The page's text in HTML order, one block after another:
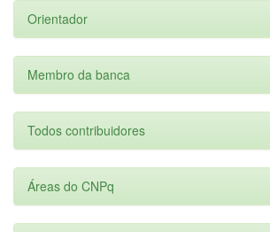
Orientador
Membro da banca
Todos contribuidores
Áreas do CNPq